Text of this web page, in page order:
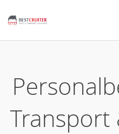
Transport